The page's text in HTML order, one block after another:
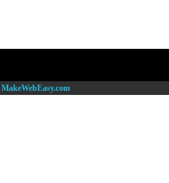
MakeWebEasy.com